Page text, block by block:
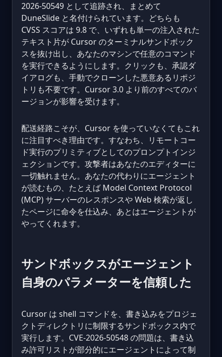
2026-50549 として追跡され、まとめて
DuneSlide と名付けられています。どちらも
CVSS スコアは 9.8 で、いずれも単一の注入された
テキスト片が Cursor のターミナルサンドボック
スを抜け出し、あなたのマシンで任意のコマンド
を実行できるようにします。クリックも、承認ダ
イアログも、手動でクローンした悪意あるリポジ
トリも不要です。Cursor 3.0 より前のすべてのバ
ージョンが影響を受けます。
配送経路こそが、Cursor を使っていなくてもこれ
に注目すべき理由です。すなわち、リモートコー
ド実行のプリミティブとしてのプロンプトインジ
ェクションです。攻撃者はあなたのエディターに
一切触れません。あなたの代わりにエージェント
が読むもの、たとえば Model Context Protocol
(MCP) サーバーのレスポンスや Web 検索が返し
たページに命令を仕込み、あとはエージェントが
やってくれます。
サンドボックスがエージェント
自身のパラメーターを信頼した
Cursor は shell コマンドを、書き込みをプロジェ
クトディレクトリに制限するサンドボックス内で
実行します。CVE-2026-50548 の問題は、書き込
み許可リストが部分的にエージェントによって制